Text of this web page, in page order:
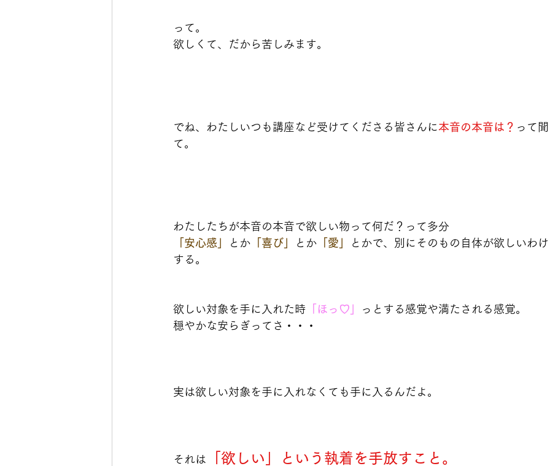
って。
欲しくて、だから苦しみます。
でね、わたしいつも講座など受けてくださる皆さんに本音の本音は？ って
て。
わたしたちが本音の本音で欲しい物って何だ？って多分
「安心感」
とか 「喜び」 とか 「愛」
とかで、別にそのもの自体が欲しいわ
する。
欲しい対象を手に入れた時 「ほっ♡」
っとする感覚や満たされる感覚。
穏やかな安らぎってさ・・・
実は欲しい対象を手に入れなくても手に入るんだよ。
それは 「欲しい」という執着を手放すこと。